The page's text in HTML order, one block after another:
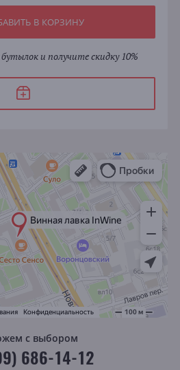
В КОРЗИНУ
и получите скидку 10%
с выбором
686-14-12